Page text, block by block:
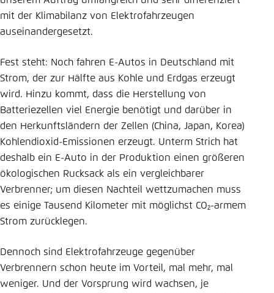
mit der Klima­bilanz von Elektrofahrzeugen
auseinandergesetzt.
Fest steht: Noch fahren E-Autos in Deutschland mit
Strom, der zur Hälfte aus Kohle und Erdgas erzeugt
wird. Hinzu kommt, dass die Herstellung von
Batteriezellen viel Energie benötigt und darüber in
den Herkunftsländern der Zellen (China, Japan, Korea)
Kohlendioxid-­Emissionen erzeugt. Unterm Strich hat
deshalb ein E-Auto in der Produktion einen größeren
ökologischen Rucksack als ein vergleichbarer
Verbrenner; um diesen Nachteil wettzumachen muss
es einige Tausend Kilometer mit möglichst CO₂-armem
Strom zurücklegen.
Dennoch sind Elektrofahrzeuge gegenüber
Verbrennern schon heute im Vorteil, mal mehr, mal
weniger. Und der Vorsprung wird wachsen, je